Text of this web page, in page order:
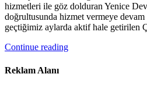
hizmetleri ile göz dolduran Yenice
doğrultusunda hizmet vermeye
geçtiğimiz aylarda aktif hale getirilen
Continue reading
Reklam Alanı